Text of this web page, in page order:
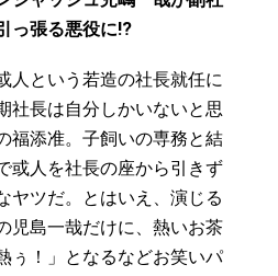
っ張る悪役に!?
人という若造の社長就任に
社長は自分しかいないと思
福添准。子飼いの専務と結
或人を社長の座から引きず
ヤツだ。とはいえ、演じる
児島一哉だけに、熱いお茶
ぅ！」となるなどお笑いパ